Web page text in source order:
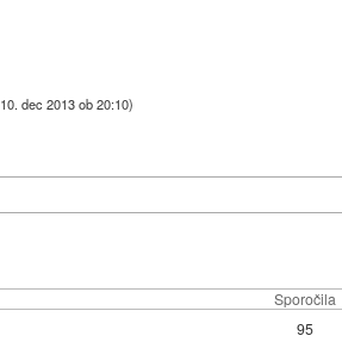
10. dec 2013 ob 20:10)
Sporočila
95